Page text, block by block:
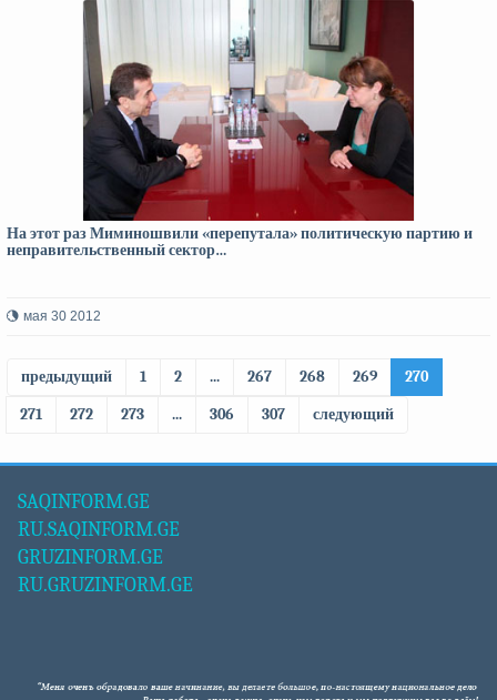
На этот раз Миминошвили «перепутала» политическую партию и
неправительственный сектор…
мая 30 2012
предыдущий 1 2 ... 267 268 269
270
271
272 273 ... 306 307 следующий
SAQINFORM.GE
RU.SAQINFORM.GE
GRUZINFORM.GE
RU.GRUZINFORM.GE